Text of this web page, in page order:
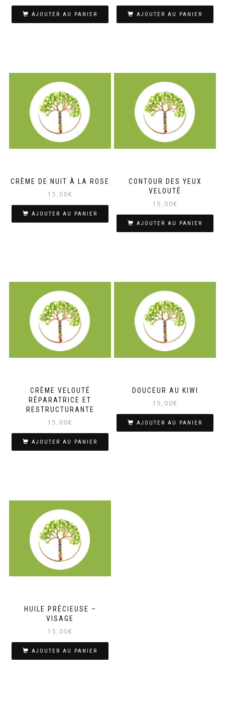
AJOUTER AU PANIER AJOUTER AU PANIER
CRÈME DE NUIT À LA ROSE
15,00€
AJOUTER AU PANIER
CONTOUR DES YEUX
VELOUTÉ
15,00€
AJOUTER AU PANIER
CRÈME VELOUTÉ
RÉPARATRICE ET
RESTRUCTURANTE
15,00€
AJOUTER AU PANIER
DOUCEUR AU KIWI
15,00€
AJOUTER AU PANIER
HUILE PRÉCIEUSE –
VISAGE
15,00€
AJOUTER AU PANIER